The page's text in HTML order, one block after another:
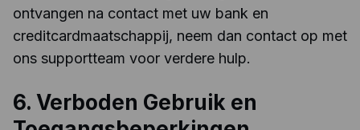
ontvangen na contact met uw bank en
creditcardmaatschappij, neem dan contact op met
ons supportteam voor verdere hulp.
6. Verboden Gebruik en